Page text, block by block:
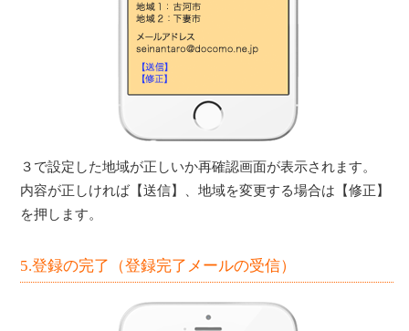
３で設定した地域が正しいか再確認画面が表示されます。
内容が正しければ【送信】、地域を変更する場合は【修正】
を押します。
5.登録の完了（登録完了メールの受信）